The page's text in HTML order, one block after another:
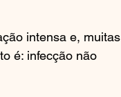
intensa e, muitas
é: infecção não